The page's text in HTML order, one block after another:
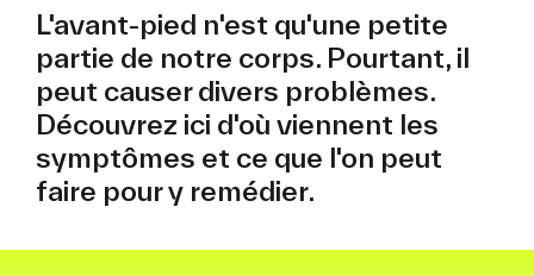
L'avant-pied n'est qu'une petite
partie de notre corps. Pourtant, il
peut causer divers problèmes.
Découvrez ici d'où viennent les
symptômes et ce que l'on peut
faire pour y remédier.